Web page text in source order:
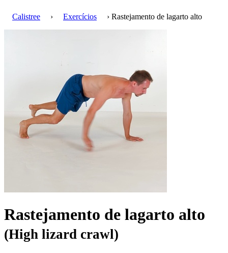
Calistree › Exercícios › Rastejamento de lagarto alto
Rastejamento de lagarto alto
(High lizard crawl)